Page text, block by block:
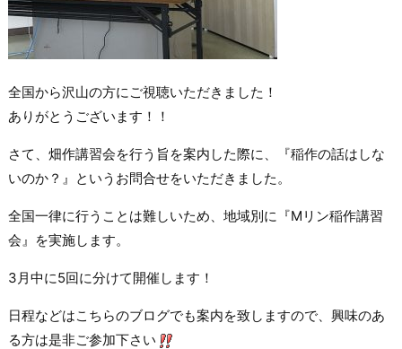
全国から沢山の方にご視聴いただきました！
ありがとうございます！！
さて、畑作講習会を行う旨を案内した際に、『稲作の話はしな
いのか？』というお問合せをいただきました。
全国一律に行うことは難しいため、地域別に『Mリン稲作講習
会』を実施します。
3月中に5回に分けて開催します！
日程などはこちらのブログでも案内を致しますので、興味のあ
る方は是非ご参加下さい